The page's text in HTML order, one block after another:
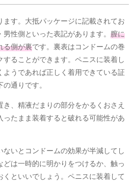
す。大抵パッケージに記載されてお
性側といった表記があります。 膣に
る側が裏です。裏表はコンドームの巻
ることができます。ペニスに装着し
うであれば正しく着用できている証
通りです。
、精液だまりの部分をかるくおさえ
たまま装着すると破れる可能性があ
いとコンドームの効果が半減してし
は一時的に明かりをつけるか、触っ
といいでしょう。ペニスに装着して